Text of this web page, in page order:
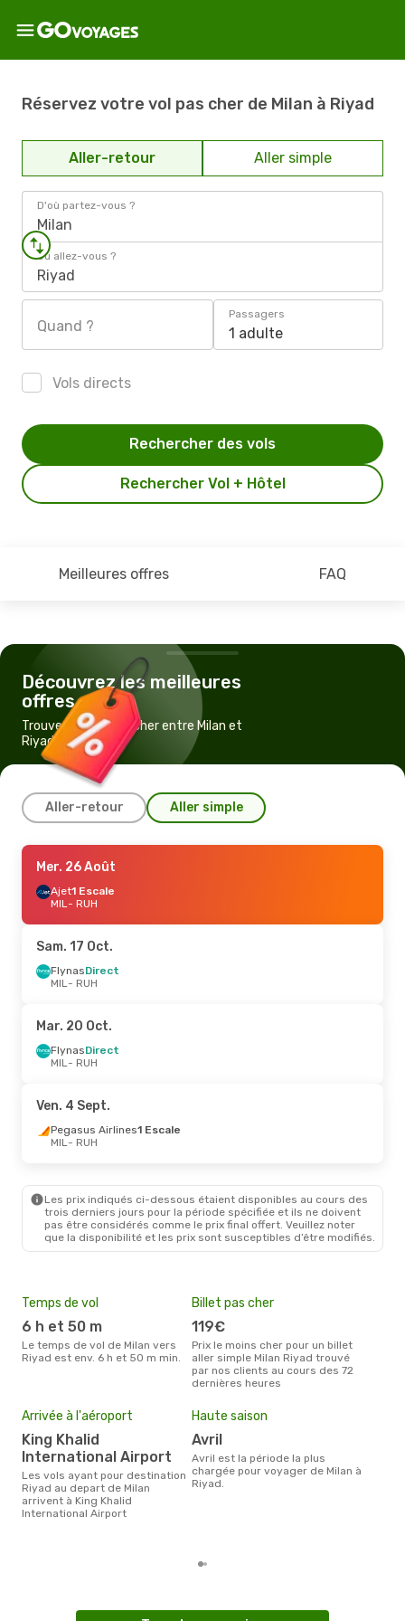
Réservez votre vol pas cher de Milan à Riyad
Aller-retour Aller simple
D'où partez-vous ?
Milan
Où allez-vous ?
Riyad
Quand ?
Passagers
1 adulte
Vols directs
Rechercher Vol + Hôtel
Rechercher des vols
Meilleures offres FAQ
Découvrez les meilleures
offres
Trouvez un vol pas cher entre Milan et
Riyad
Aller-retour Aller simple
Jeu. 20 Août
FlyadealDirect
MIL- RUH
RUH- MIL
Lun. 14 Sept.
Ajet1 Escale
RUH- MIL
ITA Airways
MIL
- RUH
ITA Airways1 Escale
RUH - MIL
Jeu. 1 Oct.- Jeu. 8 Oct.
ITA Airways1 Escale
MIL- RUH
ITA Airways1 Escale
RUH- MIL
Mer. 26 Août
Ajet1 Escale
MIL- RUH
Sam. 17 Oct.
FlynasDirect
MIL- RUH
Mar. 20 Oct.
FlynasDirect
MIL- RUH
Ven. 4 Sept.
Pegasus Airlines1 Escale
MIL- RUH
Les prix indiqués ci-dessous étaient disponibles au cours des
trois derniers jours pour la période spécifiée et ils ne doivent
pas être considérés comme le prix final offert. Veuillez noter
que la disponibilité et les prix sont susceptibles d’être modifiés.
Temps de vol
6 h et 50 m
Le temps de vol de Milan vers
Riyad est env. 6 h et 50 m min.
Billet pas cher
119€
Prix le moins cher pour un billet
aller simple Milan Riyad trouvé
par nos clients au cours des 72
dernières heures
Arrivée à l'aéroport
King Khalid
International Airport
Les vols ayant pour destination
Riyad au depart de Milan
arrivent à King Khalid
International Airport
Haute saison
avril
avril est la période la plus
chargée pour voyager de Milan à
Riyad.